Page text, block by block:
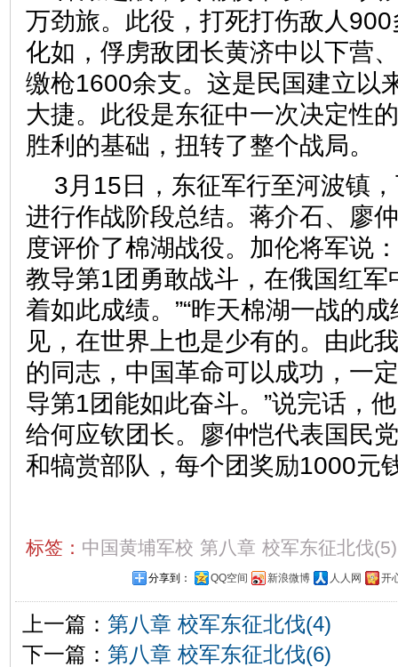
万劲旅。此役，打死打伤敌人
化如，俘虏敌团长黄济中以下营
缴枪1600余支。这是民国建立以
大捷。此役是东征中一次决定性
胜利的基础，扭转了整个战局。
3月15日，东征军行至河波镇
进行作战阶段总结。蒋介石、廖
度评价了棉湖战役。加伦将军说
教导第1团勇敢战斗，在俄国红
着如此成绩。”“昨天棉湖一战的
见，在世界上也是少有的。由此
的同志，中国革命可以成功，一
导第1团能如此奋斗。”说完话，
给何应钦团长。廖仲恺代表国民
和犒赏部队，每个团奖励1000元
标签： 中国黄埔军校 第八章 校军东征北伐(5)
分享到： QQ空间 新浪微博 人人网 开
上一篇： 第八章 校军东征北伐(4)
下一篇： 第八章 校军东征北伐(6)